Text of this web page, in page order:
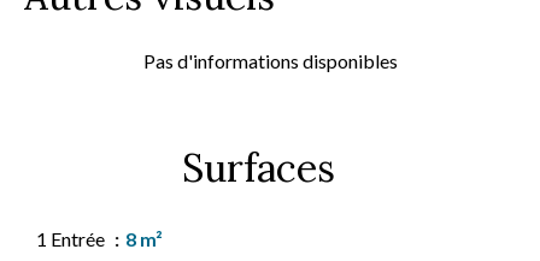
Pas d'informations disponibles
Surfaces
1 Entrée 8 m²